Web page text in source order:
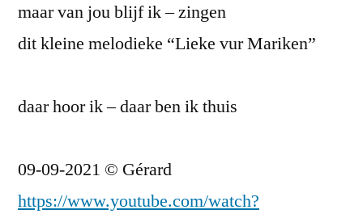
maar van jou blijf ik – zingen
dit kleine melodieke “Lieke vur Mariken”
daar hoor ik – daar ben ik thuis
09-09-2021 © Gérard
https://www.youtube.com/watch?